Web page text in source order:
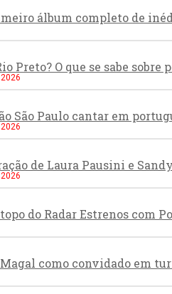
álbum completo de
Preto? O que se sabe
São Paulo cantar em
de Laura Pausini e Sandy
do Radar Estrenos com
como convidado em